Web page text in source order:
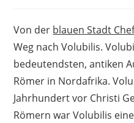
am:
Von der blauen Stadt
Weg nach Volubilis.
bedeutendsten, antiken
Römer in Nordafrika.
Jahrhundert vor Christi
Römern war Volubilis